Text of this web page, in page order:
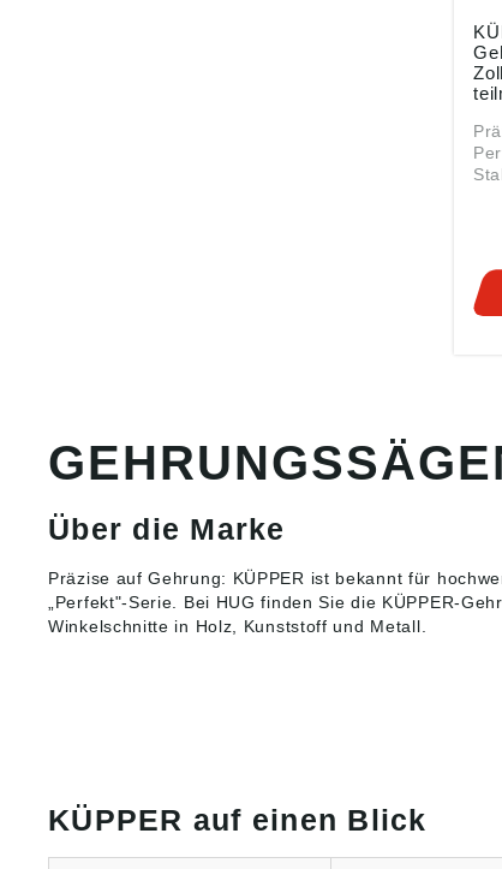
•
Über die Marke
Präzise auf Gehrung: KÜPPER ist bekannt für
„Perfekt"-Serie. Bei HUG finden Sie die KÜPPER-
Winkelschnitte in Holz, Kunststoff und Metall.
KÜPPER auf einen Blick